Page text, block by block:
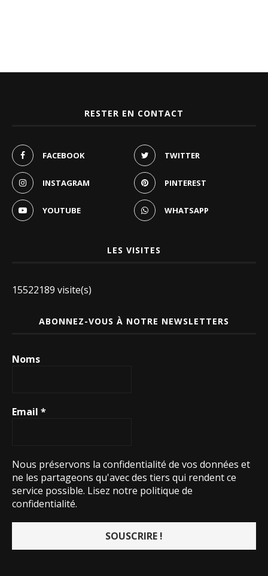
RESTER EN CONTACT
FACEBOOK TWITTER
INSTAGRAM PINTEREST
YOUTUBE WHATSAPP
LES VISITES
15522189 visite(s)
ABONNEZ-VOUS À NOTRE NEWSLETTERS
Noms
Email *
Nous préservons la confidentialité de vos données et
ne les partageons qu'avec des tiers qui rendent ce
service possible. Lisez notre politique de
confidentialité.